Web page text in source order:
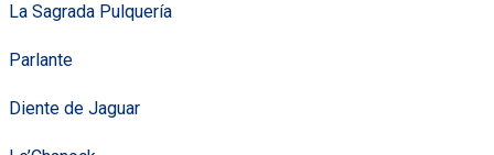
La Sagrada Pulquería
Parlante
Diente de Jaguar